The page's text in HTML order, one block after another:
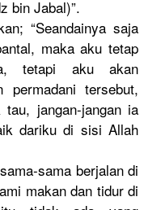
bin Jabal)”.
n; “Seandainya saja
maka aku tetap
tetapi aku akan
tersebut,
jangan-jangan ia
dariku di sisi Allah
sama berjalan di
makan dan tidur di